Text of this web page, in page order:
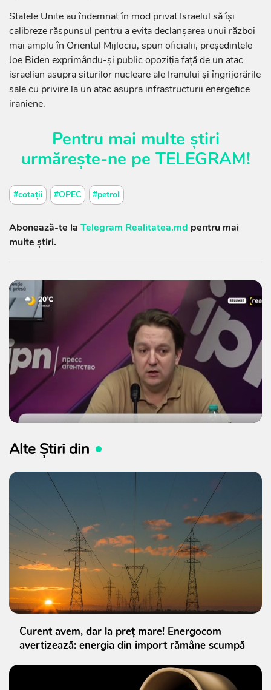
Statele Unite au îndemnat în mod privat Israelul să își
calibreze răspunsul pentru a evita declanșarea unui război
mai amplu în Orientul Mijlociu, spun oficialii, președintele
Joe Biden exprimându-și public opoziția față de un atac
israelian asupra siturilor nucleare ale Iranului și îngrijorările
sale cu privire la un atac asupra infrastructurii energetice
iraniene.
Pentru mai multe știri
urmărește-ne pe TELEGRAM!
#cotații #OPEC #petrol
Abonează-te la Telegram Realitatea.md pentru mai
multe știri.
Alte Știri din
Curent avem, dar la preț mare! Energocom
avertizează: energia din import rămâne scumpă